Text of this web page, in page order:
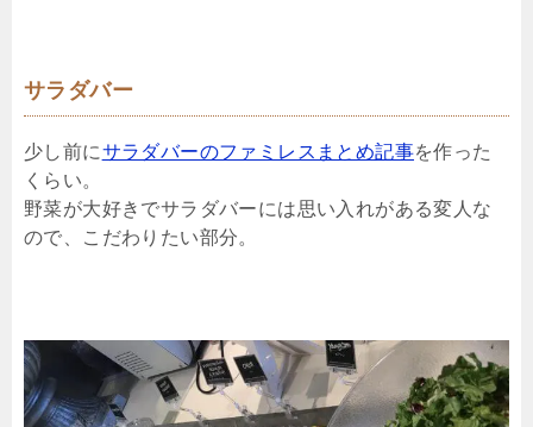
サラダバー
少し前にサラダバーのファミレスまとめ記事を作った
くらい。
野菜が大好きでサラダバーには思い入れがある変人な
ので、こだわりたい部分。